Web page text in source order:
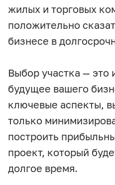
жилых и торговых
положительно
бизнесе в
Выбор участка — это
будущее вашего
ключевые аспекты,
только
построить
проект, который
долгое время.